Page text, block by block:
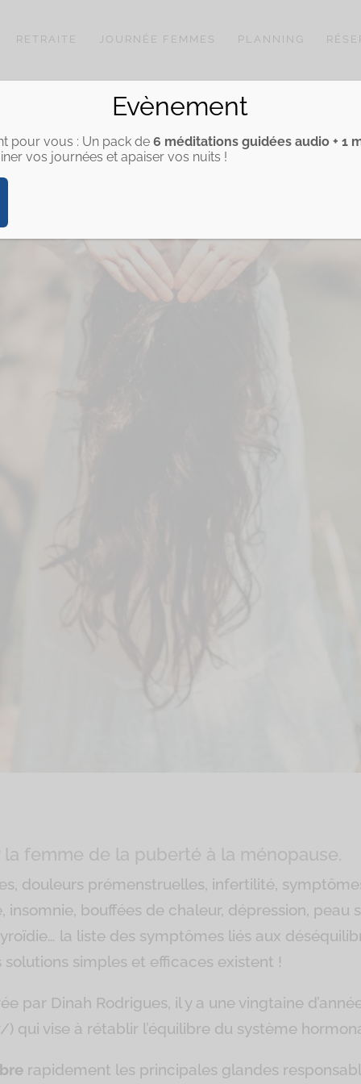
RETRAITE JOURNÉE FEMMES PLANNING
YOGA
la femme de la puberté à la ménopause.
douleurs prémenstruelles, infertilité,
bouffées de chaleur, dépression, peau
la liste des symptômes liés aux désé
simples et efficaces existent !
par Dinah Rodrigues, il y a une vingtaine
vise à rétablir l’équilibre du système
rapidement les principales glandes
Evènement
pour vous : Un pack de 6 méditations guidées audio + 1
vos journées et apaiser vos nuits !